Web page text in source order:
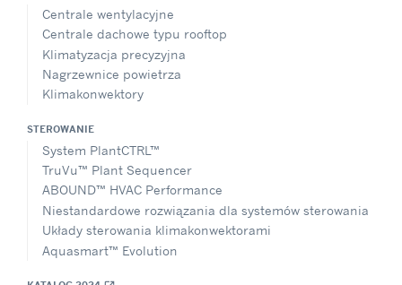
Centrale wentylacyjne
Centrale dachowe typu rooftop
Klimatyzacja precyzyjna
Nagrzewnice powietrza
Klimakonwektory
STEROWANIE
System PlantCTRL™
TruVu™ Plant Sequencer
ABOUND™ HVAC Performance
Niestandardowe rozwiązania dla systemów sterowania
Układy sterowania klimakonwektorami
Aquasmart™ Evolution